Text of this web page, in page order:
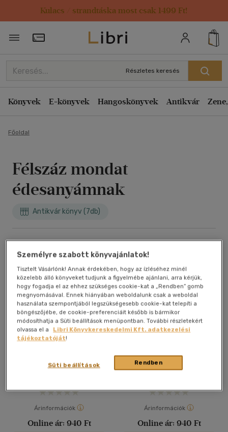
Kulacs / strandtáska most csak 1499 Ft!
Törzsvásárlói Kártya adatai
Részletes keresés
Könyvek E-könyvek Hangoskönyvek Antikvár
Főoldal
Félszáz mondat
édesanyámnak
Antikvár könyv (7db)
Félszáz mondat
Árinformációk
Online ár: 940 Ft
Árinformációk
Online ár: 940 Ft
Személyre szabott könyvajánlatok!
Tisztelt Vásárlónk! Annak érdekében, hogy az ízléséhez minél
közelebb álló könyveket tudjunk a figyelmébe ajánlani, arra kérjük,
hogy fogadja el az ehhez szükséges cookie-kat a „Rendben” gomb
megnyomásával. Ennek hiányában weboldalunk csak a weboldal
használata szempontjából legszükségesebb cookie-kat telepíti a
böngészőjébe, de cookie-preferenciáit később is bármikor
módosíthatja a Süti beállítások menüpontban. További részletekért
olvassa el a
Libri Könyvkereskedelmi Kft. adatkezelési
tájékoztatóját!
Rendben
Süti beállítások